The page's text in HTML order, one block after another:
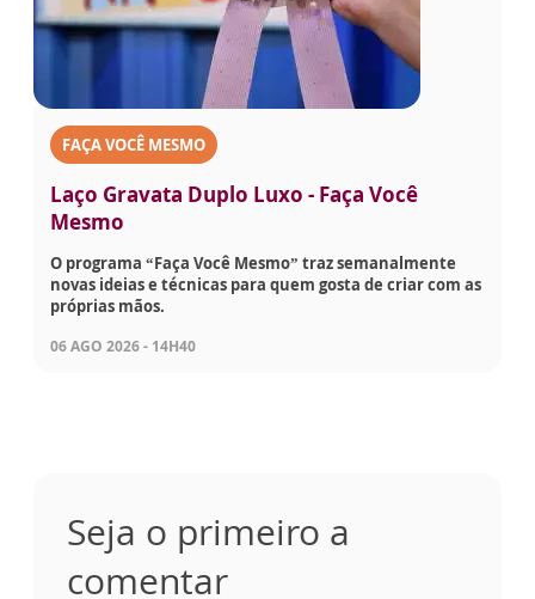
FAÇA VOCÊ MESMO
Laço Gravata Duplo Luxo - Faça Você
Mesmo
O programa “Faça Você Mesmo” traz semanalmente
novas ideias e técnicas para quem gosta de criar com as
próprias mãos.
06 AGO 2026 - 14H40
Seja o primeiro a
comentar